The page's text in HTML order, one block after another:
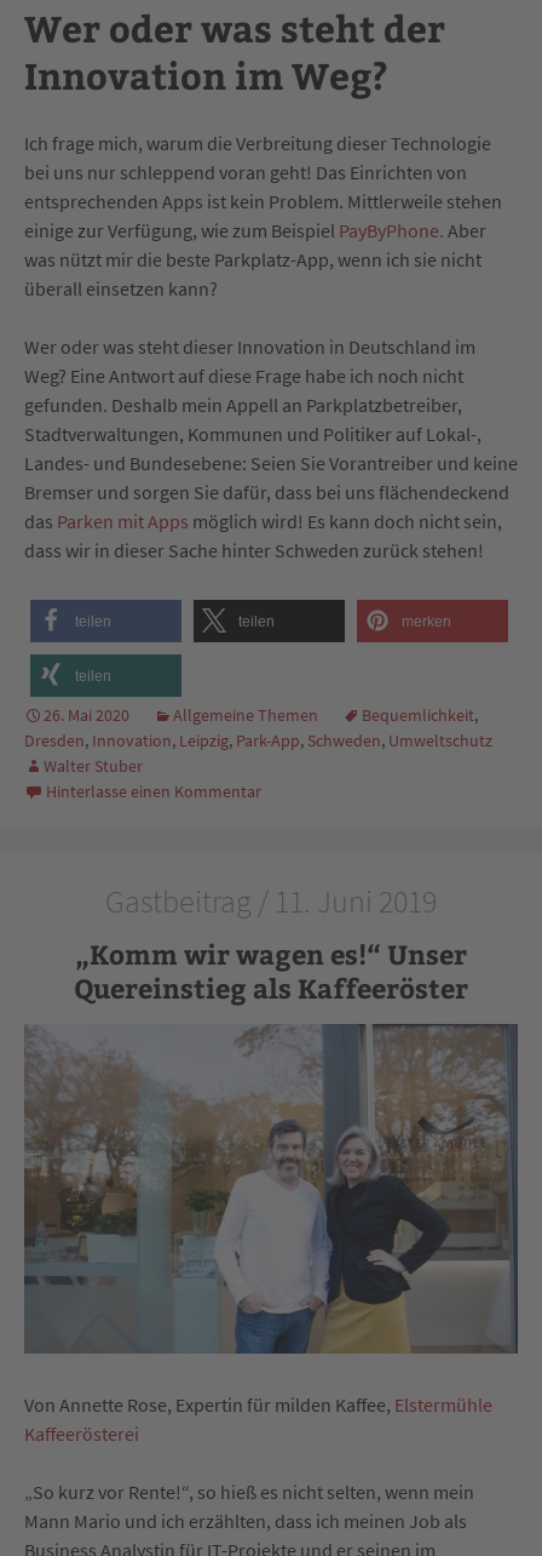
Wer oder was steht der
Innovation im Weg?
Ich frage mich, warum die Verbreitung dieser Technologie
bei uns nur schleppend voran geht! Das Einrichten von
entsprechenden Apps ist kein Problem. Mittlerweile stehen
einige zur Verfügung, wie zum Beispiel PayByPhone. Aber
was nützt mir die beste Parkplatz-App, wenn ich sie nicht
überall einsetzen kann?
Wer oder was steht dieser Innovation in Deutschland im
Weg? Eine Antwort auf diese Frage habe ich noch nicht
gefunden. Deshalb mein Appell an Parkplatzbetreiber,
Stadtverwaltungen, Kommunen und Politiker auf Lokal-,
Landes- und Bundesebene: Seien Sie Vorantreiber und keine
Bremser und sorgen Sie dafür, dass bei uns flächendeckend
das Parken mit Apps möglich wird! Es kann doch nicht sein,
dass wir in dieser Sache hinter Schweden zurück stehen!
teilen teilen merken
teilen
26. Mai 2020 Allgemeine Themen Bequemlichkeit,
Dresden, Innovation, Leipzig, Park-App, Schweden, Umweltschutz
Walter Stuber
Hinterlasse einen Kommentar
Gastbeitrag / 11. Juni 2019
„Komm wir wagen es!“ Unser
Quereinstieg als Kaffeeröster
Von Annette Rose, Expertin für milden Kaffee, Elstermühle
Kaffeerösterei
„So kurz vor Rente!“, so hieß es nicht selten, wenn mein
Mann Mario und ich erzählten, dass ich meinen Job als
Business Analystin für IT-Projekte und er seinen im